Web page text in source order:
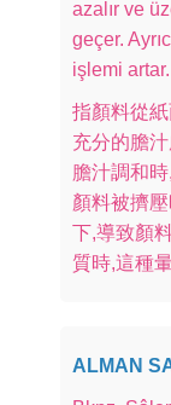
azalır ve
geçer.
işlemi artar.
指顏料從
充分的膽
膽汁調和
顏料被擠
下,導致顏
質時,這種
ALMAN